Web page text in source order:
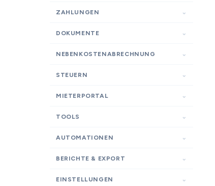
ZAHLUNGEN
DOKUMENTE
NEBENKOSTENABRECHNUNG
STEUERN
MIETERPORTAL
TOOLS
AUTOMATIONEN
BERICHTE & EXPORT
EINSTELLUNGEN